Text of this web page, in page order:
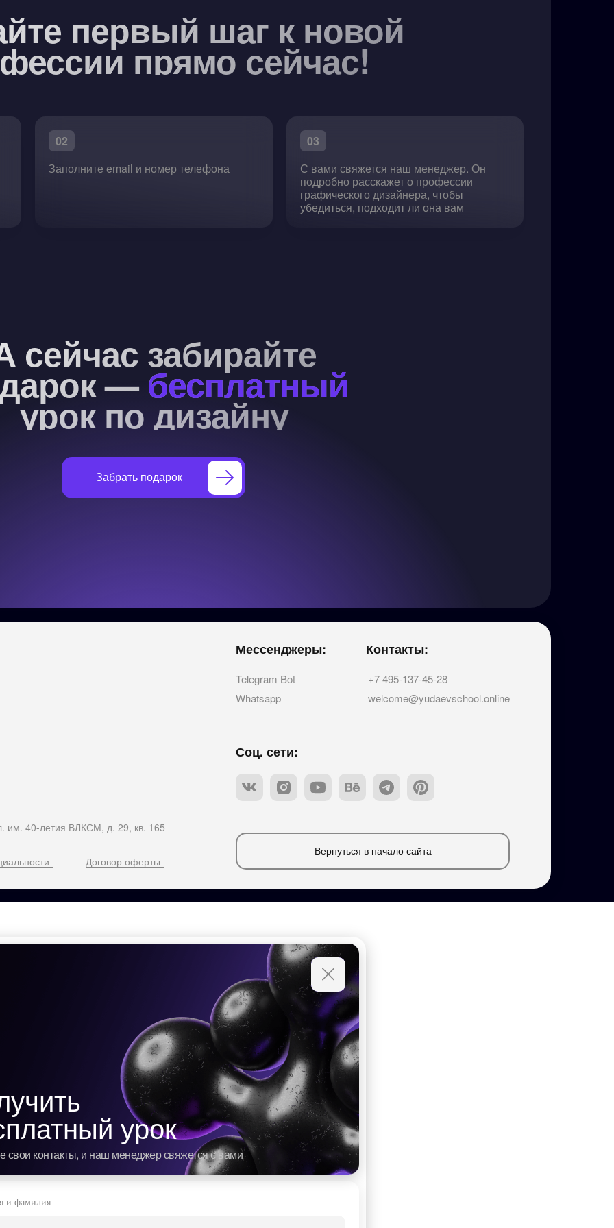
первый шаг к новой
прямо сейчас!
02
Заполните email и номер телефона
03
С вами свяжется наш менеджер. Он
подробно расскажет о профессии
графического дизайнера, чтобы
убедиться, подходит ли она вам
Забрать подарок
сейчас забирайте
—бесплатный
урок по дизайну
им. 40-летия ВЛКСМ, д. 29, кв. 165
Соц. сети:
Мессенджеры: Контакты:
Вернуться в начало сайта
Договор оферты
welcome@yudaevschool.online
+7 495-137-45-28
Telegram Bot
Whatsapp
и фамилия
урок
свои контакты, и наш менеджер свяжется с вами